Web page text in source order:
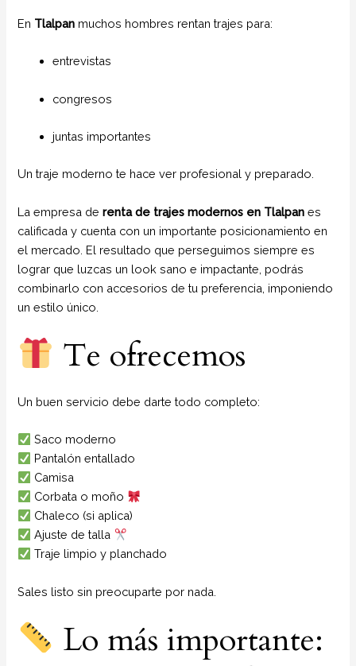
En Tlalpan muchos hombres rentan trajes para:
entrevistas
congresos
juntas importantes
Un traje moderno te hace ver profesional y preparado.
La empresa derenta de trajes modernos en Tlalpan es
calificada y cuenta con un importante posicionamiento en
el mercado. El resultado que perseguimos siempre es
lograr que luzcas un look sano e impactante, podrás
combinarlo con accesorios de tu preferencia, imponiendo
un estilo único.
Te ofrecemos
Un buen servicio debe darte todo completo:
Saco moderno
Pantalón entallado
Camisa
Corbata o moño
Chaleco (si aplica)
Ajuste de talla
Traje limpio y planchado
Sales listo sin preocuparte por nada.
Lo más importante: